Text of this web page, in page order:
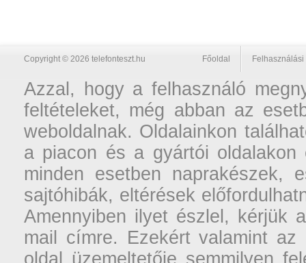
Copyright © 2026 telefonteszt.hu Főoldal
Azzal, hogy a felhasználó
feltételeket, még abban az
weboldalnak. Oldalainkon
a piacon és a gyártói oldalakon
minden esetben naprakészek,
sajtóhibák, eltérések
Amennyiben ilyet észlel, kérjük
mail címre. Ezekért valamint
oldal üzemeltetője semmilyen